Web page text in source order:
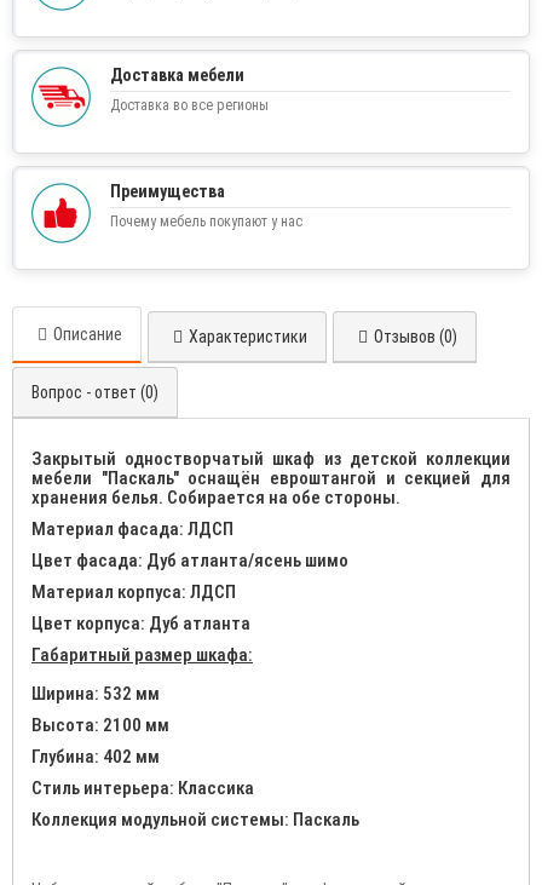
Доставка мебели
Доставка во все регионы
Преимущества
Почему мебель покупают у нас
Описание Характеристики Отзывов (0)
Вопрос - ответ (0)
Закрытый одностворчатый шкаф из детской коллекции
мебели "Паскаль" оснащён евроштангой и секцией для
хранения белья. Собирается на обе стороны.
Материал фасада: ЛДСП
Цвет фасада: Дуб атланта/ясень шимо
Материал корпуса: ЛДСП
Цвет корпуса: Дуб атланта
Габаритный размер шкафа:
Ширина: 532 мм
Высота: 2100 мм
Глубина: 402 мм
Стиль интерьера: Классика
Коллекция модульной системы: Паскаль